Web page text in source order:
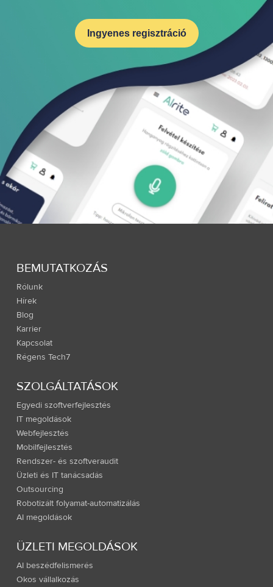
Ingyenes regisztráció
BEMUTATKOZÁS
Rólunk
Hírek
Blog
Karrier
Kapcsolat
Régens Tech7
SZOLGÁLTATÁSOK
Egyedi szoftverfejlesztés
IT megoldások
Webfejlesztés
Mobilfejlesztés
Rendszer- és szoftveraudit
Üzleti és IT tanácsadás
Outsourcing
Robotizált folyamat-automatizálás
AI megoldások
ÜZLETI MEGOLDÁSOK
AI beszédfelismerés
Okos vállalkozás